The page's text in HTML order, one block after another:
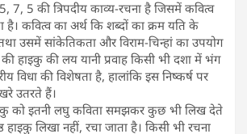
7, 5 की त्रिपदीय काव्य-रचना है जिसमें कवित्व
है। कवित्व का अर्थ कि शब्दों का क्रम यति के
उसमें सांकेतिकता और विराम-चिन्हां का उपयोग
की हाइकु की लय यानी प्रवाह किसी भी दशा में भंग
विधा की विशेषता है, हालांकि इस निष्कर्ष पर
उतरते हैं।
को इतनी लघु कविता समझकर कुछ भी लिख देते
हाइकु लिखा नहीं, रचा जाता है। किसी भी रचना